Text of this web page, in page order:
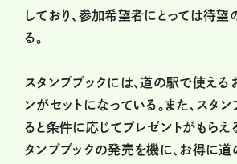
しており、参加希望者にとっては待望
る。
スタンプブックには、道の駅で使える
ンがセットになっている。また、スタ
ると条件に応じてプレゼントがもらえ
タンプブックの発売を機に、お得に道